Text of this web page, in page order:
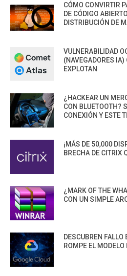
CÓMO CONVIRTIR
DE CÓDIGO
DISTRIBUCIÓN DE
VULNERABILIDAD
(NAVEGADORES IA)
EXPLOTAN
¿HACKEAR UN
CON BLUETOOTH?
CONEXIÓN Y ESTE
¡MÁS DE 50,000
BRECHA DE CITRIX
¿MARK OF THE
CON UN SIMPLE
DESCUBREN FALLO
ROMPE EL